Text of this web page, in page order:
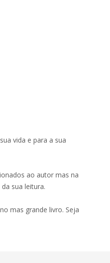
vida e para a sua
ao autor mas na
sua leitura.
mas grande livro. Seja